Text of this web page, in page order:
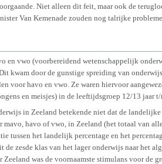
Niet alleen dit feit, maar ook de
Van Kemenade zouden nog talrijke
en vwo (voorbereidend wetenschappelijk
kwam door de gunstige spreiding van
voor havo en vwo. Ze waren hiervoor
en meisjes) in de leeftijdsgroep 12/13 jaar
in Zeeland betekende niet dat de
havo of vwo, in Zeeland (het totaal van
tussen het landelijk percentage en het
zesde klas van het lager onderwijs naar het
was de voornaamste stimulans voor de